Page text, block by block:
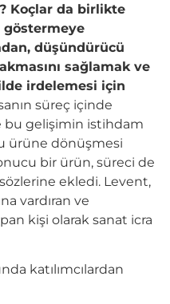
Koçlar da birlikte
göstermeye
düşündürücü
sağlamak ve
irdelemesi için
süreç içinde
bu gelişimin istihdam
ürüne dönüşmesi
bir ürün, süreci de
ekledi. Levent,
vardıran ve
kişi olarak sanat icra
katılımcılardan